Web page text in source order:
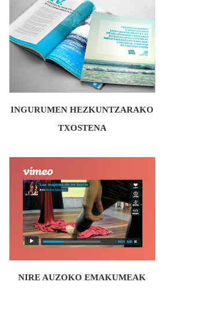
INGURUMEN HEZKUNTZARAKO
TXOSTENA
NIRE AUZOKO EMAKUMEAK